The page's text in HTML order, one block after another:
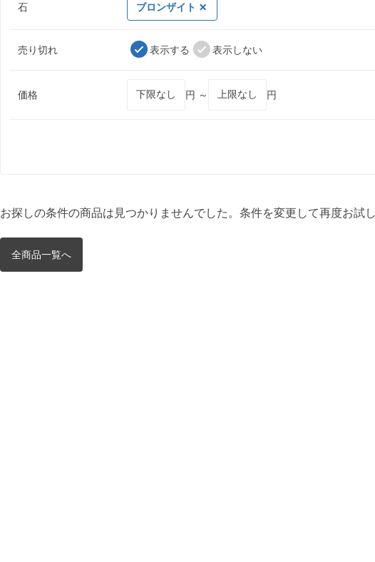
石 ブロンザイト
売り切れ 表示する 表示しない
価格 円 ～ 円
お探しの条件の商品は見つかりませんでした。条件を変更して再度お試し
全商品一覧へ